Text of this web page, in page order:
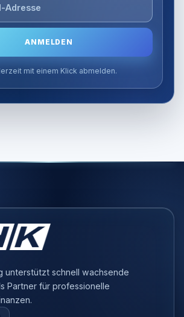
ANMELDEN
mit einem Klick abmelden.
unterstützt schnell wachsende
Partner für professionelle